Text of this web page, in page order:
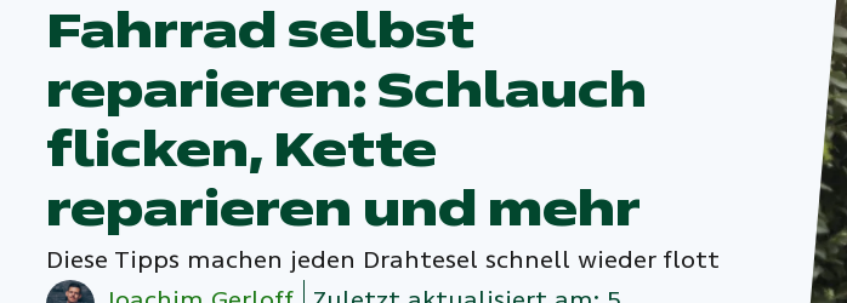
Fahrrad selbst
reparieren: Schlauch
flicken, Kette
reparieren und mehr
Diese Tipps machen jeden Drahtesel schnell wieder flott